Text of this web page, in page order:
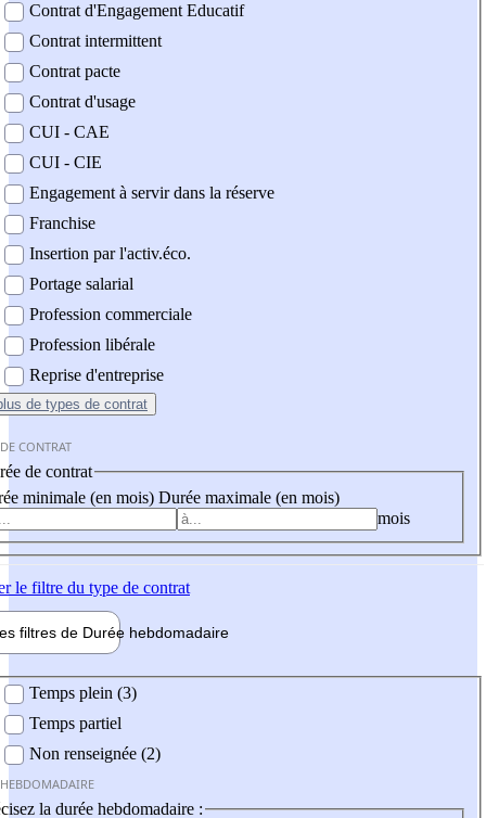
Contrat d'Engagement Educatif
Contrat intermittent
Contrat pacte
Contrat d'usage
CUI - CAE
CUI - CIE
Engagement à servir dans la réserve
Franchise
Insertion par l'activ.éco.
Portage salarial
Profession commerciale
Profession libérale
Reprise d'entreprise
de types de contrat
CONTRAT
de contrat
minimale (en mois) Durée maximale (en mois)
mois
le filtre du type de contrat
filtres de Durée hebdomadaire
Temps plein (3)
Temps partiel
Non renseignée (2)
la durée hebdomadaire :